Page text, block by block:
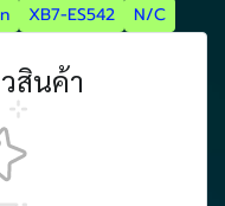
XB7-ES542 N/C
สินค้า